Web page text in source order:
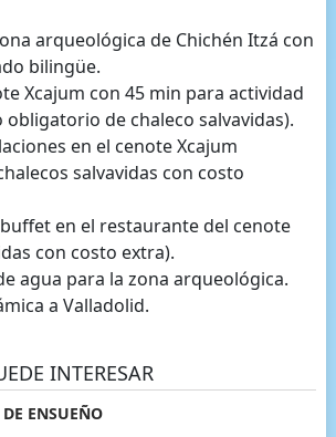
arqueológica de Chichén Itzá con
bilingüe.
Xcajum con 45 min para actividad
obligatorio de chaleco salvavidas).
en el cenote Xcajum
salvavidas con costo
en el restaurante del cenote
con costo extra).
agua para la zona arqueológica.
a Valladolid.
INTERESAR
ENSUEÑO